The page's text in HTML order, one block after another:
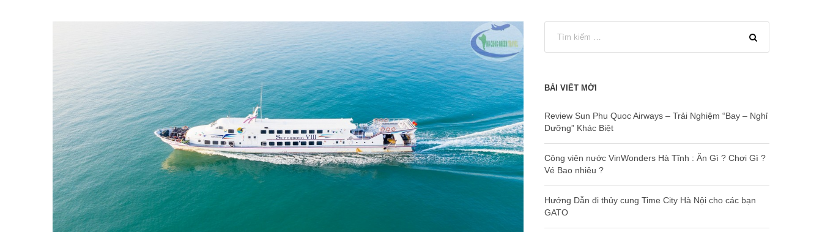
BÀI VIẾT MỚI
Review Sun Phu Quoc Airways – Trải Nghiệm “Bay – Nghỉ
Dưỡng” Khác Biệt
Công viên nước VinWonders Hà Tĩnh : Ăn Gì ? Chơi Gì ?
Vé Bao nhiêu ?
Hướng Dẫn đi thủy cung Time City Hà Nội cho các bạn
GATO